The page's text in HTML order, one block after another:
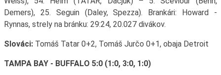
Demers), 25. Seguin (Daley, Spezza). Brankári: Howard -
Rynnas, strely na bránku: 29:24, 20.027 divákov.
Slováci:Tomáš Tatar 0+2, Tomáš Jurčo 0+1, obaja Detroit
TAMPA BAY - BUFFALO 5:0 (1:0, 3:0, 1:0)